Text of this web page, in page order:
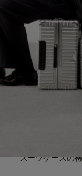
すべてのアイテ
スーツケースの